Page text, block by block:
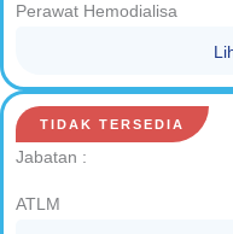
Perawat Hemodialisa
TIDAK TERSEDIA
Jabatan :
ATLM